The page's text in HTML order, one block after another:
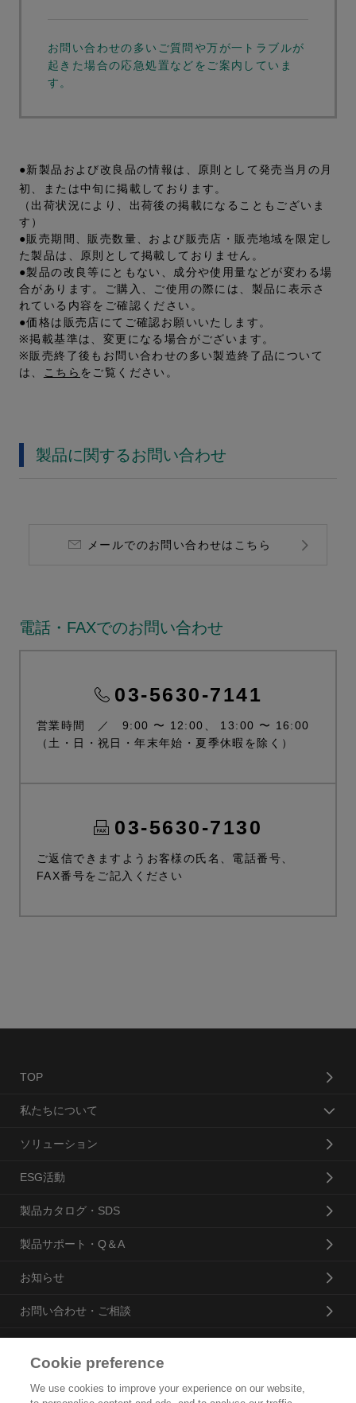
お問い合わせの多いご質問や万が一トラブルが
起きた場合の応急処置などをご案内していま
す。
●新製品および改良品の情報は、原則として発売当月の月
初、または中旬に掲載しております。
（出荷状況により、出荷後の掲載になることもございま
す）
●販売期間、販売数量、および販売店・販売地域を限定し
た製品は、原則として掲載しておりません。
●製品の改良等にともない、成分や使用量などが変わる場
合があります。ご購入、ご使用の際には、製品に表示さ
れている内容をご確認ください。
●価格は販売店にてご確認お願いいたします。
※掲載基準は、変更になる場合がございます。
※販売終了後もお問い合わせの多い製造終了品について
は、
こちら をご覧ください。
製品に関するお問い合わせ
メールでのお問い合わせはこちら
電話・FAXでのお問い合わせ
03-5630-7141
営業時間 ／ 9:00 〜 12:00、 13:00 〜 16:00
（土・日・祝日・年末年始・夏季休暇を除く）
03-5630-7130
ご返信できますようお客様の氏名、電話番号、
FAX番号をご記入ください
TOP
私たちについて
ソリューション
ESG活動
製品カタログ・SDS
製品サポート・Q＆A
お知らせ
お問い合わせ・ご相談
Cookie preference
We use cookies to improve your experience on our website,